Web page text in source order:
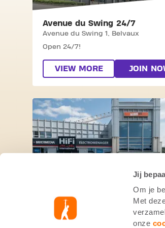
Jij
Om je
Met
onze
Avenue du Swing 24/7
Avenue du Swing 1, Belvaux
Open 24/7!
VIEW MORE JOIN
SKIP CLUB 24/7
Route de Luxembourg 111,
Between 2/08 and 7/08, the club